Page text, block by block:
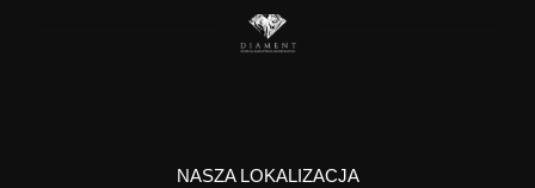
NASZA LOKALIZACJA